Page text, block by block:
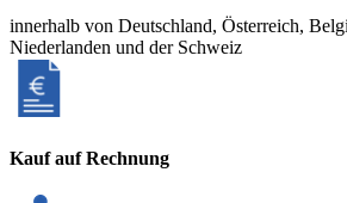
innerhalb von Deutschland, Österreich,
Niederlanden und der Schweiz
Kauf auf Rechnung